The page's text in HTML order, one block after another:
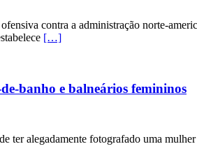
contra a administração norte-
[…]
banho e balneários femininos
ter alegadamente fotografado uma